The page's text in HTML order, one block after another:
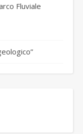
Fluviale